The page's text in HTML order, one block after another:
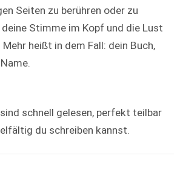
Seiten zu berühren oder zu
Stimme im Kopf und die Lust
heißt in dem Fall: dein Buch,
schnell gelesen, perfekt teilbar
du schreiben kannst.